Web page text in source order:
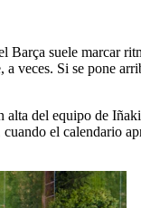
suele marcar
Si se pone
del equipo de
el calendario